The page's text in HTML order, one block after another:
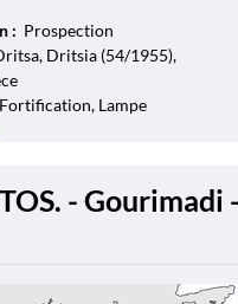
: Prospection
Dritsia (54/1955),
Lampe
- Gourimadi -